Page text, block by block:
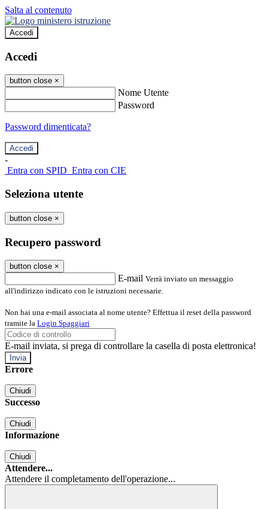
Salta al contenuto
Accedi
Accedi
button close ×
Nome Utente
Password
Password dimenticata?
-
Entra con SPID Entra con CIE
Seleziona utente
button close ×
Recupero password
button close ×
E-mail Verrà inviato un messaggio
all'indirizzo indicato con le istruzioni necessarie.
Non hai una e-mail associata al nome utente? Effettua il reset della password
tramite la Login Spaggiari
E-mail inviata, si prega di controllare la casella di posta elettronica!
Errore
Chiudi
Successo
Chiudi
Informazione
Chiudi
Attendere...
Attendere il completamento dell'operazione...